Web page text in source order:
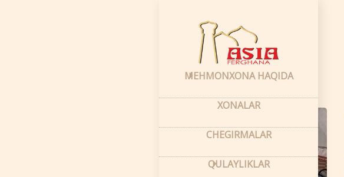
MEHMONXONA HAQIDA
XONALAR
CHEGIRMALAR
QULAYLIKLAR
Bosh sahifa–Qulayliklar
SPA